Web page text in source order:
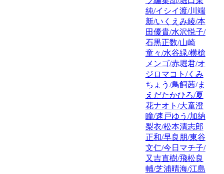
純/イシイ渡/川端
新/いくえみ綾/本
田優貴/水沢悦子/
石黒正数/山崎
童々/水谷緑/横槍
メンゴ/赤堀君/オ
ジロマコト/くみ
ちょう/鳥飼茜/ま
えだたかひろ/夏
花ナオト/大童澄
瞳/速戸ゆう/加納
梨衣/松本清志郎
正和/早良朋/東谷
文仁/今日マチ子/
又吉直樹/飛松良
輔/芝浦晴海/江島